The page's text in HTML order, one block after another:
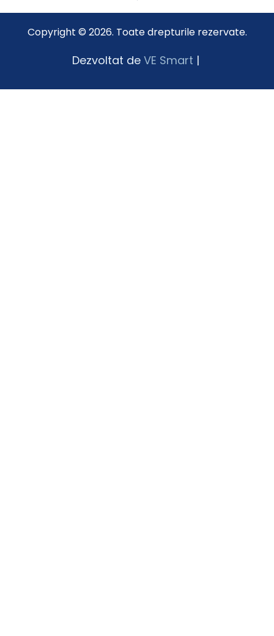
Copyright © 2026. Toate drepturile rezervate.
Dezvoltat de VE Smart |